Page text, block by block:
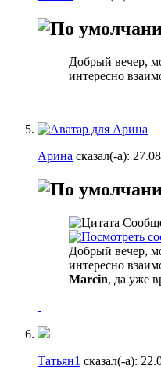
Добрый вечер,
интересно
Арина сказал(-а):
Добрый вечер,
интересно
Marcin, да уже
Татьян1 сказал(-а):